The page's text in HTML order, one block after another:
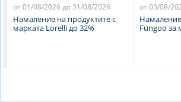
от 01/08/2026 до 31/08/2026
Намаление на продуктите с
марката Lorelli до 32%
от 03/08/
Fungoo за